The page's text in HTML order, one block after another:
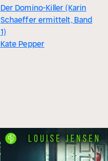
Der Domino-Killer (Karin
Schaeffer ermittelt, Band
1)
Kate Pepper